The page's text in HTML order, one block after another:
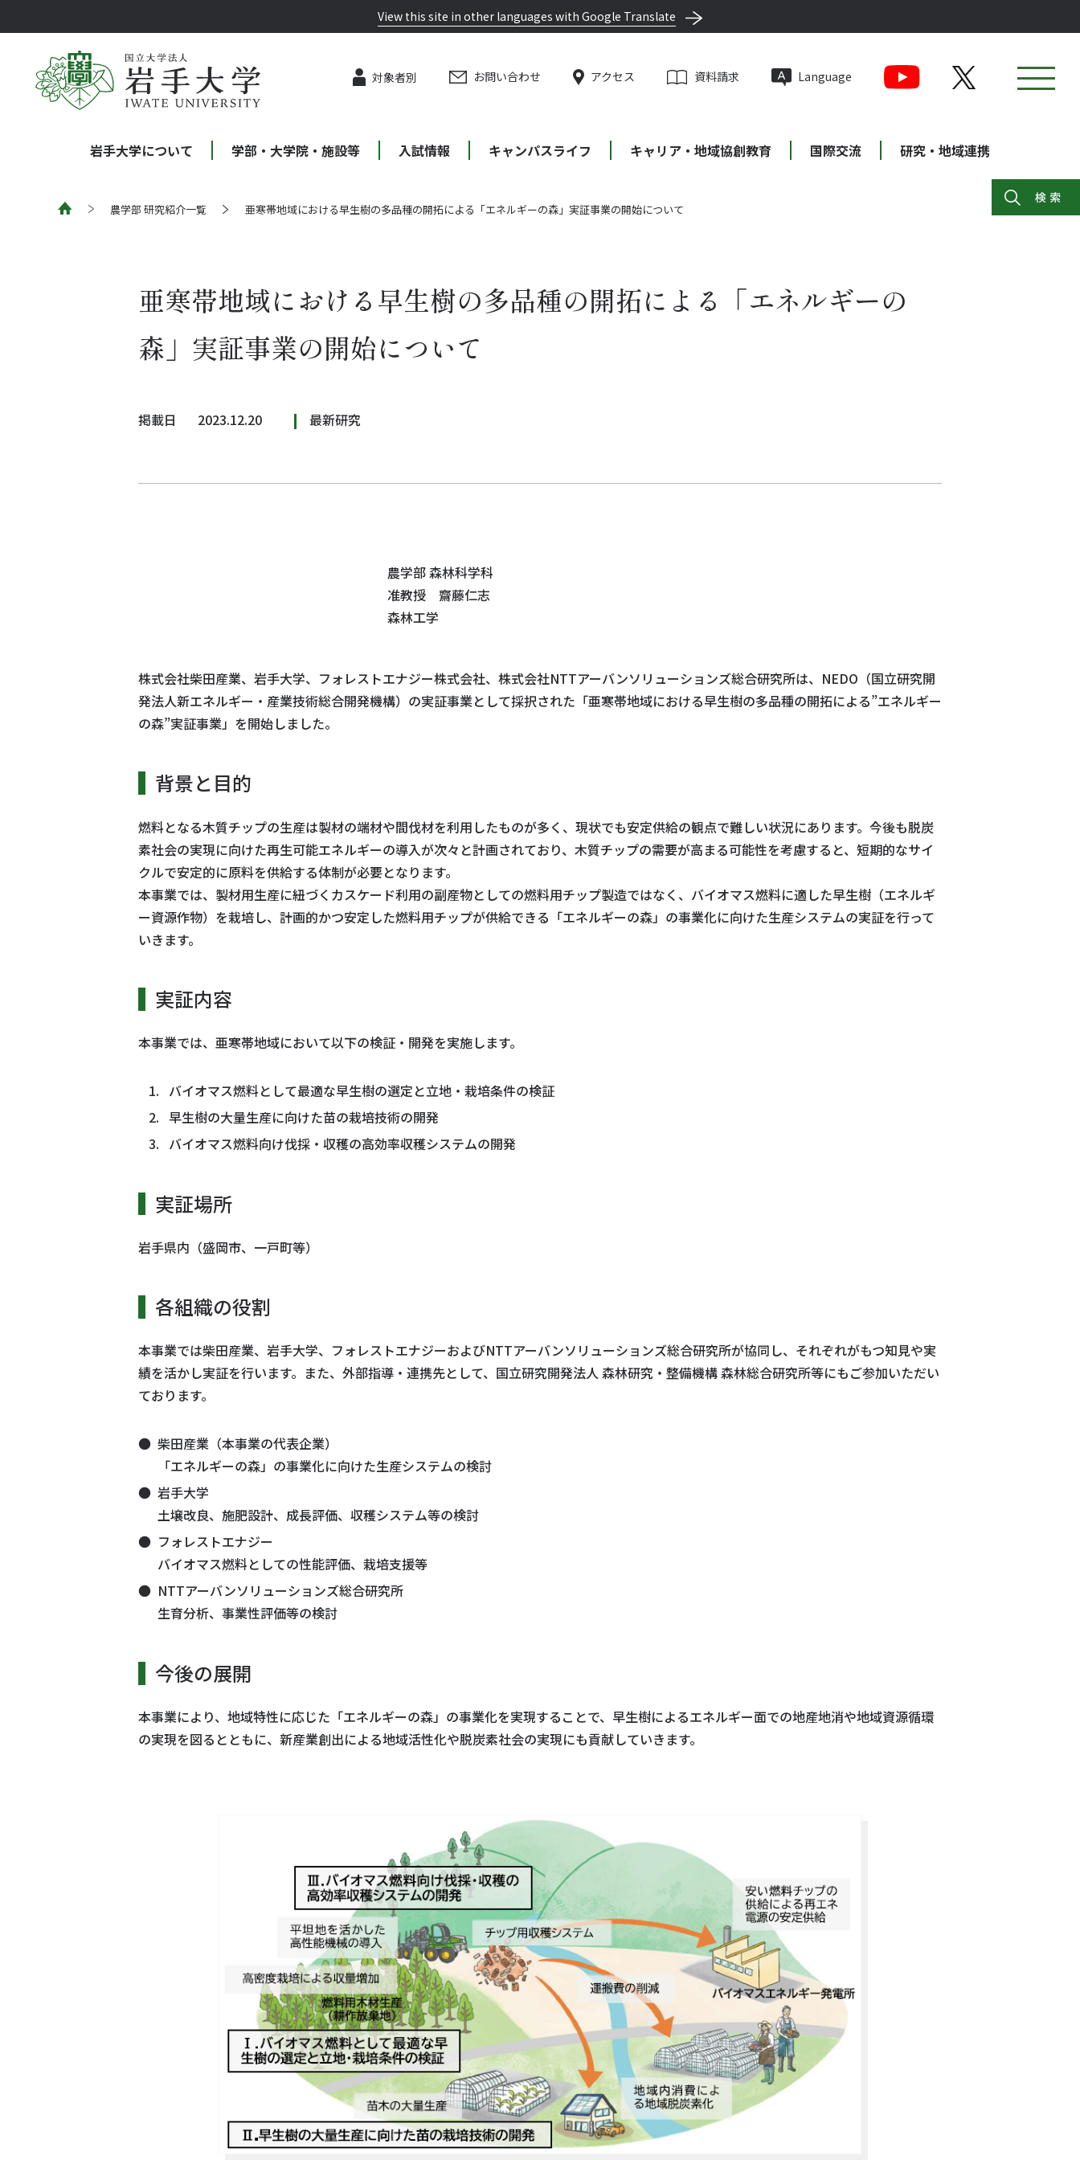
View this site in other languages with Google Translate
対象者別 お問い合わせ アクセス 資料請求 Language
岩手大学について 学部・大学院・施設等 入試情報 キャンパスライフ キャリア・地域協創教育 国際交流 研究・地域連携
農学部 研究紹介一覧 亜寒帯地域における早生樹の多品種の開拓による「エネルギーの森」実証事業の開始について
亜寒帯地域における早生樹の多品種の開拓による「エネルギーの
森」実証事業の開始について
掲載日 2023.12.20 最新研究
農学部 森林科学科
准教授 齋藤仁志
森林工学
株式会社柴田産業、岩手大学、フォレストエナジー株式会社、株式会社NTTアーバンソリューションズ総合研究所は、NEDO（国立研究開
発法人新エネルギー・産業技術総合開発機構）の実証事業として採択された「亜寒帯地域における早生樹の多品種の開拓による”エネルギー
の森”実証事業」を開始しました。
背景と目的
燃料となる木質チップの生産は製材の端材や間伐材を利用したものが多く、現状でも安定供給の観点で難しい状況にあります。今後も脱炭
素社会の実現に向けた再生可能エネルギーの導入が次々と計画されており、木質チップの需要が高まる可能性を考慮すると、短期的なサイ
クルで安定的に原料を供給する体制が必要となります。
本事業では、製材用生産に紐づくカスケード利用の副産物としての燃料用チップ製造ではなく、バイオマス燃料に適した早生樹（エネルギ
ー資源作物）を栽培し、計画的かつ安定した燃料用チップが供給できる「エネルギーの森」の事業化に向けた生産システムの実証を行って
いきます。
実証内容
本事業では、亜寒帯地域において以下の検証・開発を実施します。
バイオマス燃料として最適な早生樹の選定と立地・栽培条件の検証
早生樹の大量生産に向けた苗の栽培技術の開発
バイオマス燃料向け伐採・収穫の高効率収穫システムの開発
実証場所
岩手県内（盛岡市、一戸町等）
各組織の役割
本事業では柴田産業、岩手大学、フォレストエナジーおよびNTTアーバンソリューションズ総合研究所が協同し、それぞれがもつ知見や実
績を活かし実証を行います。また、外部指導・連携先として、国立研究開発法人 森林研究・整備機構 森林総合研究所等にもご参加いただい
ております。
柴田産業（本事業の代表企業）
「エネルギーの森」の事業化に向けた生産システムの検討
岩手大学
土壌改良、施肥設計、成長評価、収穫システム等の検討
フォレストエナジー
バイオマス燃料としての性能評価、栽培支援等
NTTアーバンソリューションズ総合研究所
生育分析、事業性評価等の検討
今後の展開
本事業により、地域特性に応じた「エネルギーの森」の事業化を実現することで、早生樹によるエネルギー面での地産地消や地域資源循環
の実現を図るとともに、新産業創出による地域活性化や脱炭素社会の実現にも貢献していきます。